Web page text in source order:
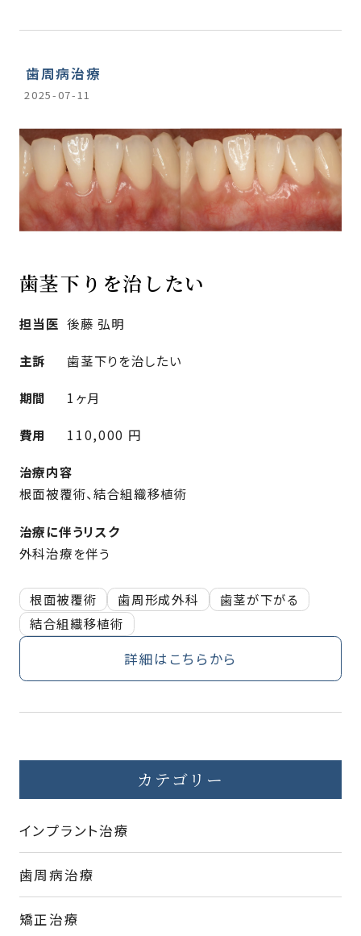
歯周病治療
2025-07-11
歯茎下りを治したい
担当医 後藤 弘明
主訴 歯茎下りを治したい
期間 1ヶ月
費用 110,000 円
治療内容
根面被覆術、結合組織移植術
治療に伴うリスク
外科治療を伴う
根面被覆術 歯周形成外科
歯茎が下がる
結合組織移植術
詳細はこちらから
カテゴリー
インプラント治療
歯周病治療
矯正治療